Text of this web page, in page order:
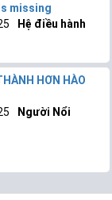
missing
Hệ điều hành
HƠN HÀO
Người Nổi